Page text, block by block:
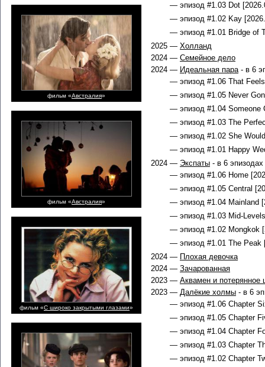
фильм «Австралия»
фильм «Австралия»
фильм «С широко закрытыми глазами»
— эпизод #1.03 Dot
— эпизод #1.02 Kay
— эпизод #1.01 Bridge of
2025 — Холланд
2024 — Семейное дело
2024 — Идеальная пара- в 6
— эпизод #1.06 That
— эпизод #1.05 Never
— эпизод #1.04 Someone
— эпизод #1.03 The
— эпизод #1.02 She
— эпизод #1.01 Happy
2024 — Экспаты - в 6 эпизодах
— эпизод #1.06 Home
— эпизод #1.05 Central
— эпизод #1.04 Mainland
— эпизод #1.03 Mid-
— эпизод #1.02 Mongkok
— эпизод #1.01 The Peak
2024 — Плохая девочка
2024 — Зачарованная
2023 — Аквамен и потерянное
2023 — Далёкие холмы - в 6
— эпизод #1.06 Chapter
— эпизод #1.05 Chapter
— эпизод #1.04 Chapter
— эпизод #1.03 Chapter
— эпизод #1.02 Chapter